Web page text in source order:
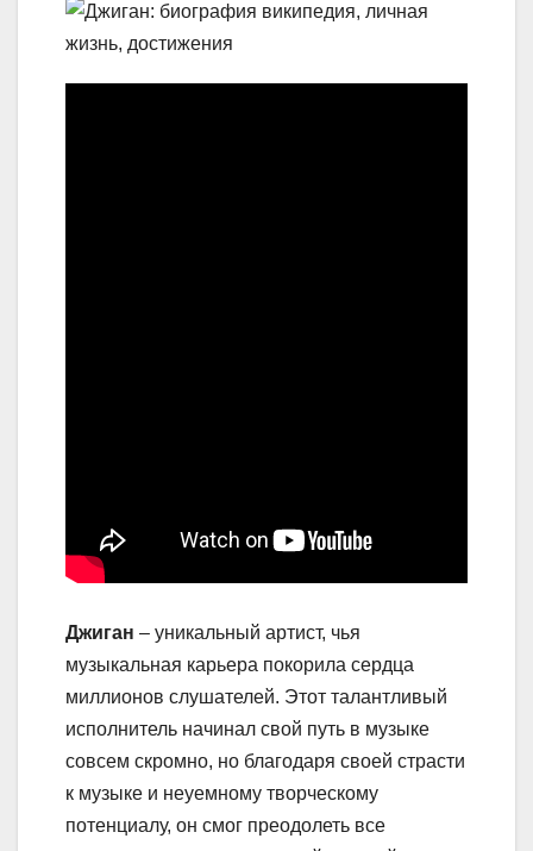
Джиган – уникальный артист, чья
музыкальная карьера покорила сердца
миллионов слушателей. Этот талантливый
исполнитель начинал свой путь в музыке
совсем скромно, но благодаря своей страсти
к музыке и неуемному творческому
потенциалу, он смог преодолеть все